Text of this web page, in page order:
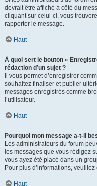
devrait être affiché à côté du
cliquant sur celui-ci, vous
rapporter le message.
Haut
À quoi sert le bouton «
rédaction d’un sujet ?
Il vous permet d’enregistrer
souhaitez finaliser et publier
messages enregistrés comme
l’utilisateur.
Haut
Pourquoi mon message a-t-il
Les administrateurs du forum
les messages que vous rédigez
vous ayez été placé dans un
Pour plus d’informations,
Haut